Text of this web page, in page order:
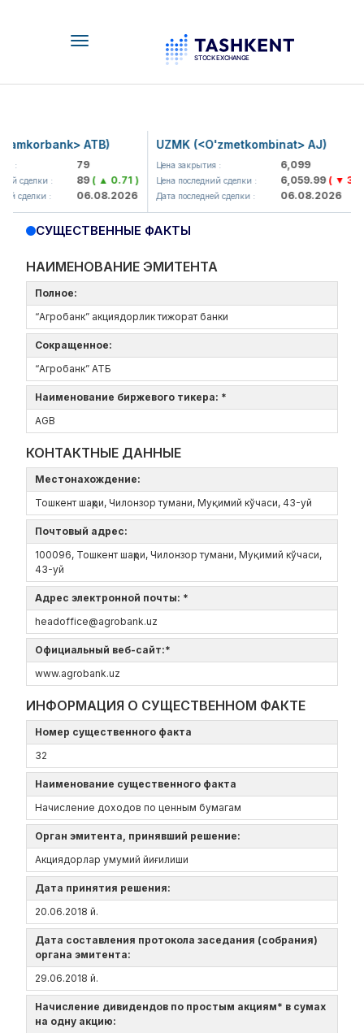
Toggle
ATB)
79
сделки : 89( ▲ 0.71 )
сделки : 06.08.2026
UZMK (<O'zmetkombinat> AJ)
Цена закрытия : 6,099
Цена последний сделки : 6,059.99( ▼
Дата последней сделки : 06.08.2026
СУЩЕСТВЕННЫЕ ФАКТЫ
НАИМЕНОВАНИЕ ЭМИТЕНТА
Полное:
“Агробанк” акциядорлик тижорат банки
Сокращенное:
“Агробанк” АТБ
Наименование биржевого тикера: *
AGB
КОНТАКТНЫЕ ДАННЫЕ
Местонахождение:
Тошкент шаҳри, Чилонзор тумани, Муқимий кўчаси, 43-уй
Почтовый адрес:
100096, Тошкент шаҳри, Чилонзор тумани, Муқимий кўчаси,
43-уй
Адрес электронной почты: *
headoffice@agrobank.uz
Официальный веб-сайт:*
www.agrobank.uz
ИНФОРМАЦИЯ О СУЩЕСТВЕННОМ ФАКТЕ
Номер существенного факта
32
Наименование существенного факта
Начисление доходов по ценным бумагам
Орган эмитента, принявший решение:
Акциядорлар умумий йиғилиши
Дата принятия решения:
20.06.2018 й.
Дата составления протокола заседания (собрания)
органа эмитента:
29.06.2018 й.
Начисление дивидендов по простым акциям* в сумах
на одну акцию: